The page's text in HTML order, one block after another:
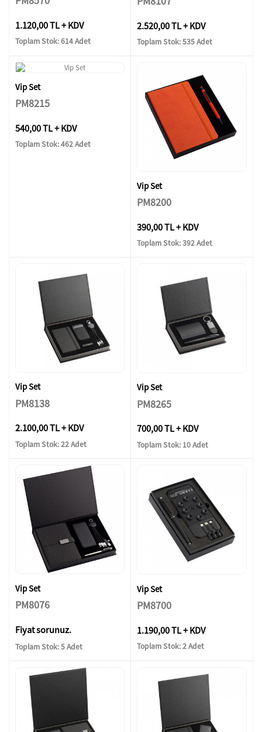
1.120,00 TL + KDV
Toplam Stok: 614 Adet
2.520,00 TL + KDV
Toplam Stok: 535 Adet
Vip Set
PM8215
540,00 TL + KDV
Toplam Stok: 462 Adet
Vip Set
PM8200
390,00 TL + KDV
Toplam Stok: 392 Adet
Vip Set
PM8138
2.100,00 TL + KDV
Toplam Stok: 22 Adet
Vip Set
PM8265
700,00 TL + KDV
Toplam Stok: 10 Adet
Vip Set
PM8076
Fiyat sorunuz.
Toplam Stok: 5 Adet
Vip Set
PM8700
1.190,00 TL + KDV
Toplam Stok: 2 Adet